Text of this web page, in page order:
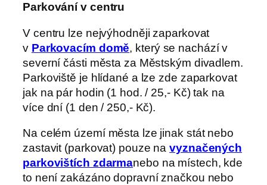
Parkování v centru
V centru lze nejvýhodněji zaparkovat
v Parkovacím domě, který se nachází v
severní části města za Městským divadlem.
Parkoviště je hlídané a lze zde zaparkovat
jak na pár hodin (1 hod. / 25,- Kč) tak na
více dní (1 den / 250,- Kč).
Na celém území města lze jinak stát nebo
zastavit (parkovat) pouze navyznačených
parkovištích zdarmanebo na místech, kde
to není zakázáno dopravní značkou nebo